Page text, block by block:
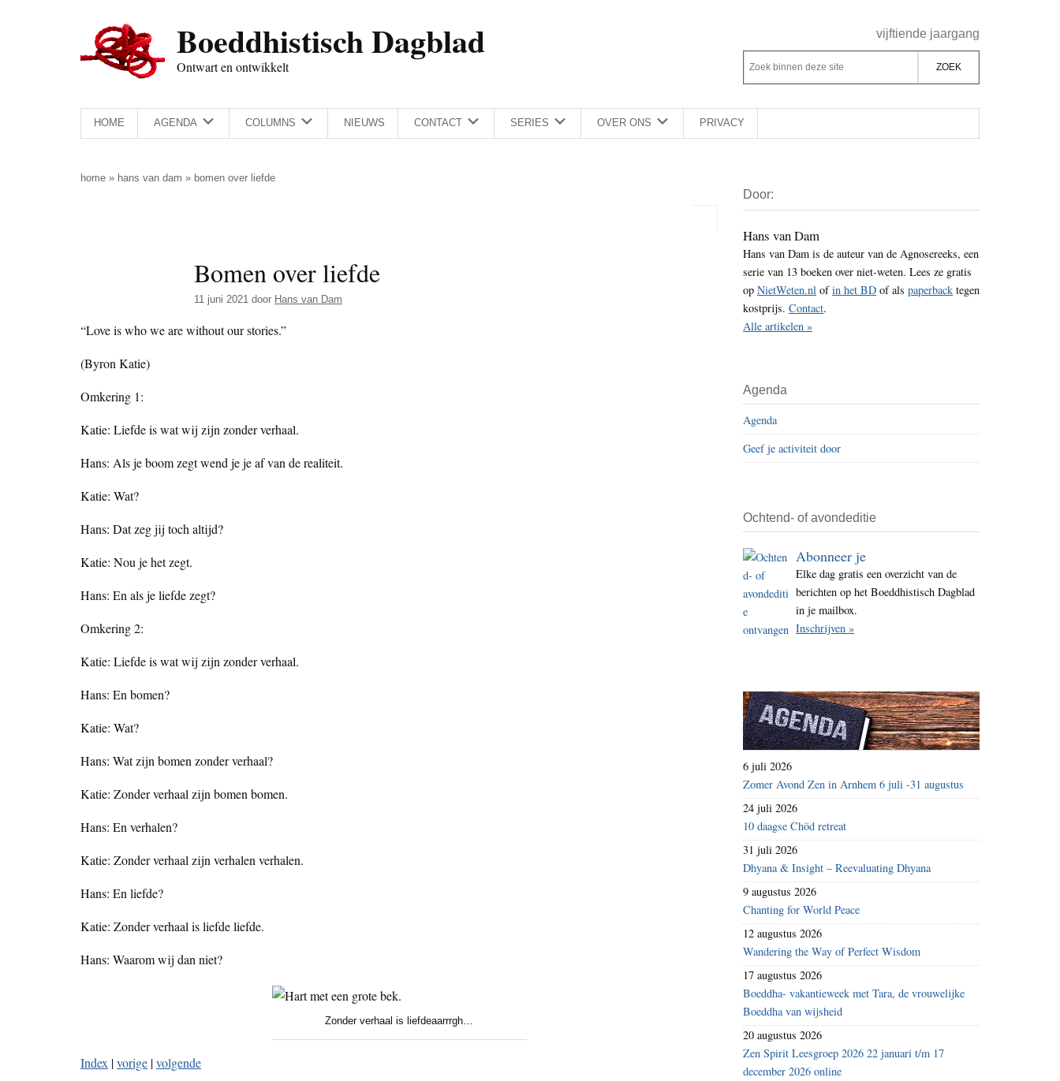
Boeddhistisch Dagblad
Ontwart en ontwikkelt
Rechts
vijftiende jaargang
Z
o
e
k
d
e
z
e
s
i
t
Z
o
k
b
n
n
e
z
e
t
e
HOME AGENDA COLUMNS NIEUWS CONTACT SERIES OVER ONS PRIVACY
home » hans van dam » bomen over liefde
Bomen over liefde
11 juni 2021 door Hans van Dam
“Love is who we are without our stories.”
(Byron Katie)
Omkering 1:
Katie: Liefde is wat wij zijn zonder verhaal.
Hans: Als je boom zegt wend je je af van de realiteit.
Katie: Wat?
Hans: Dat zeg jij toch altijd?
Katie: Nou je het zegt.
Hans: En als je liefde zegt?
Omkering 2:
Katie: Liefde is wat wij zijn zonder verhaal.
Hans: En bomen?
Katie: Wat?
Hans: Wat zijn bomen zonder verhaal?
Katie: Zonder verhaal zijn bomen bomen.
Hans: En verhalen?
Katie: Zonder verhaal zijn verhalen verhalen.
Hans: En liefde?
Katie: Zonder verhaal is liefde liefde.
Hans: Waarom wij dan niet?
Zonder verhaal is liefdeaarrrgh…
Index |vorige |volgende
Sidebar
Door:
Hans van Dam
Hans van Dam is de auteur van de Agnosereeks, een
serie van 13 boeken over niet-weten. Lees ze gratis
op NietWeten.nl ofin het BD of als paperback tegen
kostprijs. Contact.
Alle artikelen »
Agenda
Agenda
Geef je activiteit door
Ochtend- of avondeditie
Abonneer je
Elke dag gratis een overzicht van de
berichten op het Boeddhistisch Dagblad
in je mailbox.
Inschrijven »
6 juli 2026
Zomer Avond Zen in Arnhem 6 juli -31 augustus
24 juli 2026
10 daagse Chöd retreat
31 juli 2026
Dhyana & Insight – Reevaluating Dhyana
9 augustus 2026
Chanting for World Peace
12 augustus 2026
Wandering the Way of Perfect Wisdom
17 augustus 2026
Boeddha- vakantieweek met Tara, de vrouwelijke
Boeddha van wijsheid
20 augustus 2026
Zen Spirit Leesgroep 2026 22 januari t/m 17
december 2026 online